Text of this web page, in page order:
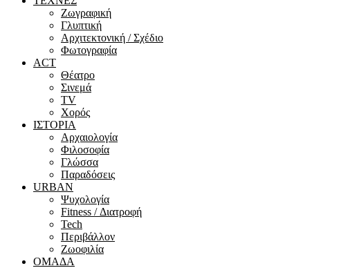
Ζωγραφική
Γλυπτική
Αρχιτεκτονική / Σχέδιο
Φωτογραφία
ACT
Θέατρο
Σινεμά
ΤV
Χορός
ΙΣΤΟΡΙΑ
Αρχαιολογία
Φιλοσοφία
Γλώσσα
Παραδόσεις
URBAN
Ψυχολογία
Fitness / Διατροφή
Tech
Περιβάλλον
Ζωοφιλία
ΟΜΑΔΑ